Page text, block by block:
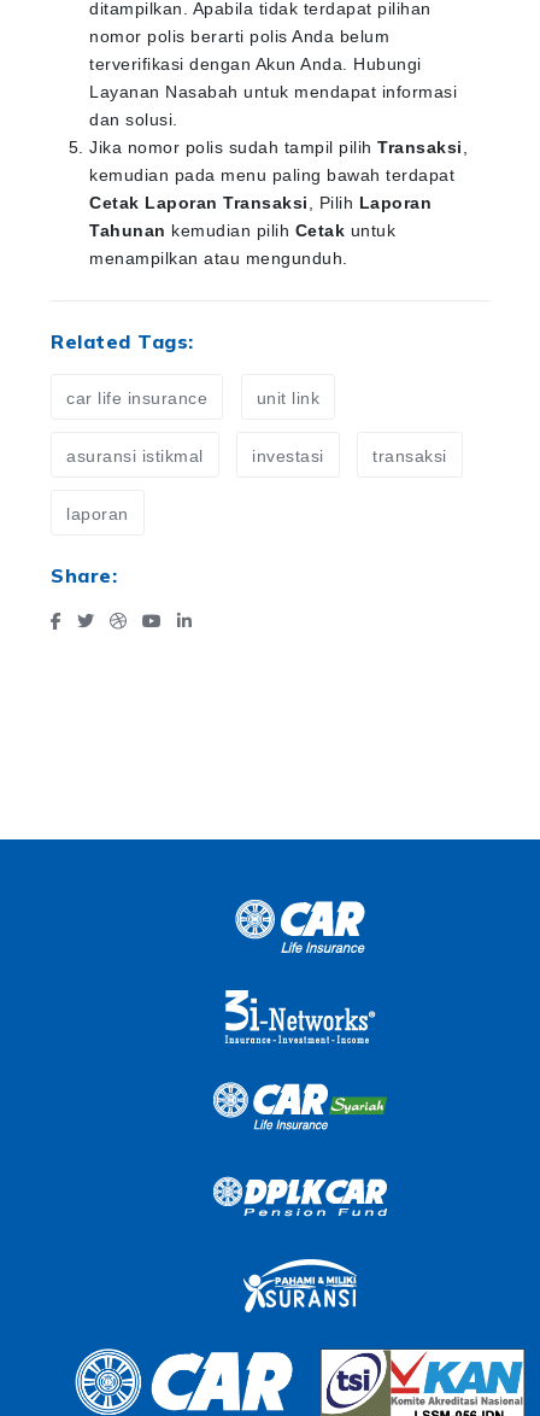
ditampilkan. Apabila tidak terdapat pilihan
nomor polis berarti polis Anda belum
terverifikasi dengan Akun Anda. Hubungi
Layanan Nasabah untuk mendapat informasi
dan solusi.
Jika nomor polis sudah tampil pilihTransaksi
kemudian pada menu paling bawah terdapat
Cetak Laporan Transaksi
, Pilih Laporan
Tahunan kemudian pilih Cetak untuk
menampilkan atau mengunduh.
Related Tags:
car life insurance unit link
asuransi istikmal investasi transaksi
laporan
Share: